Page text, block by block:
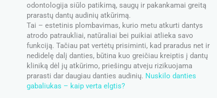
odontologija siūlo patikimą, saugų ir pakankamai greitą
prarastų dantų audinių atkūrimą.
Tai – estetinis plombavimas, kurio metu atkurti dantys
atrodo patraukliai, natūraliai bei puikiai atlieka savo
funkciją. Tačiau pat vertėtų prisiminti, kad praradus net ir
nedidelę dalį danties, būtina kuo greičiau kreiptis į dantų
kliniką dėl jų atkūrimo, priešingu atveju rizikuojama
prarasti dar daugiau danties audinių. Nuskilo danties
gabaliukas – kaip verta elgtis?